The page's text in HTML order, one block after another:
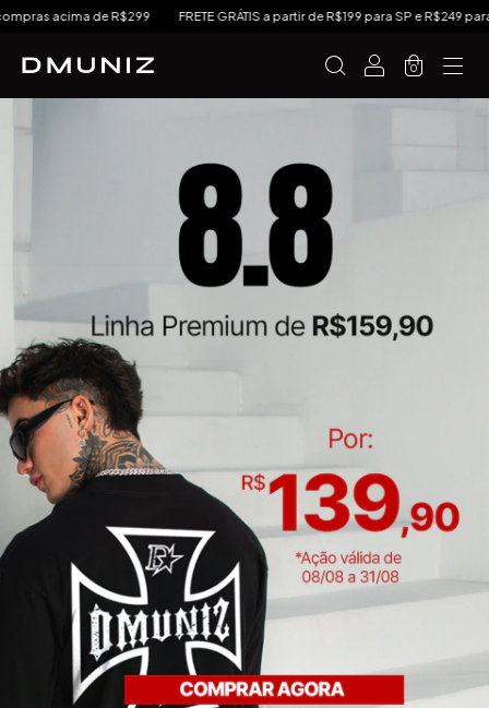
R$299 FRETE GRÁTIS a partir de R$199 para SP e R$249 para Sul e Sudeste
0